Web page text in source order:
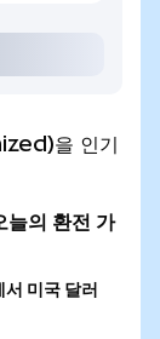
을 인기
의 환전 가
미국 달러